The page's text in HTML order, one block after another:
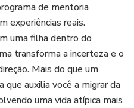
de mentoria
experiências reais.
uma filha dentro do
transforma a incerteza e o
Mais do que um
que auxilia você a migrar da
uma vida atípica mais